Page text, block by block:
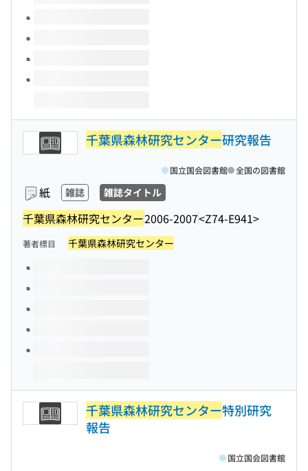
千葉県森林研究センター研究報告
紙 雑誌 雑誌タイトル
千葉県森林研究センター2006-2007<Z74-E941>
国立国会図書館 全国の図書館
著者標目 千葉県森林研究センター
このタイトルの巻号
千葉県森林研究センター特別研究
報告
国立国会図書館